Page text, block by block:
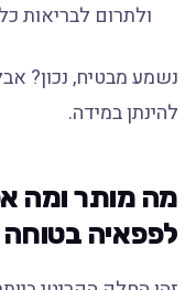
ולתרום לבריאות
נשמע מבטיח, נכון?
להינתן במידה.
מה מותר ומה
לפפאיה בטוחה